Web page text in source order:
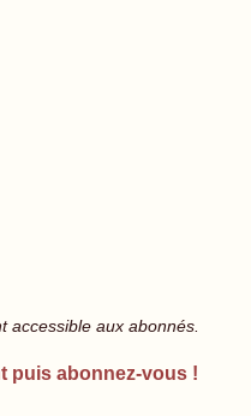
accessible aux abonnés.
puis abonnez-vous !